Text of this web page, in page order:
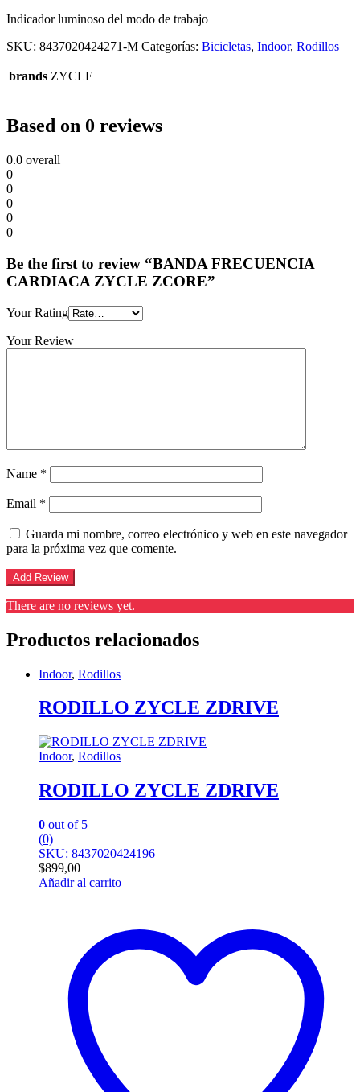
Indicador luminoso del modo de trabajo
SKU: 8437020424271-M Categorías: Bicicletas, Indoor, Rodillos
brands ZYCLE
Based on 0 reviews
0.0 overall
0
0
0
0
0
Be the first to review “BANDA FRECUENCIA
CARDIACA ZYCLE ZCORE”
Your Rating
Your Review
Name *
Email *
Guarda mi nombre, correo electrónico y web en este navegador
para la próxima vez que comente.
There are no reviews yet.
Productos relacionados
Indoor, Rodillos
RODILLO ZYCLE ZDRIVE
Indoor, Rodillos
RODILLO ZYCLE ZDRIVE
0 out of 5
(0)
SKU: 8437020424196
$899,00
Añadir al carrito